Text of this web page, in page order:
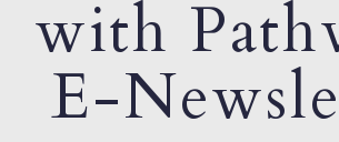
with
E-